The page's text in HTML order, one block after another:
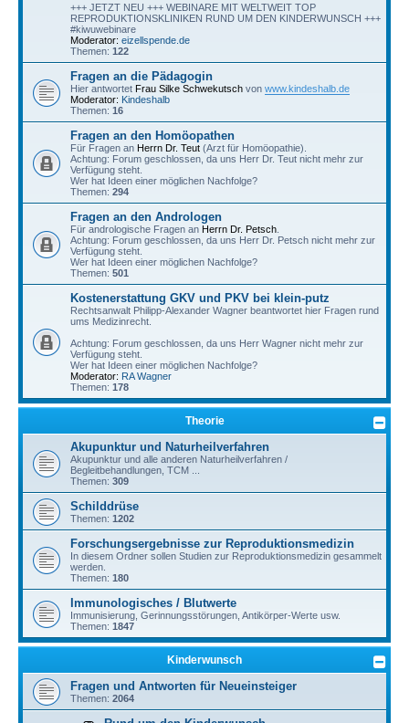
+++ JETZT NEU +++ WEBINARE MIT WELTWEIT TOP
REPRODUKTIONSKLINIKEN RUND UM DEN KINDERWUNSCH +++
#kiwuwebinare
Moderator: eizellspende.de
Themen: 122
Fragen an die Pädagogin
Hier antwortet Frau Silke Schwekutsch von www.kindeshalb.de
Moderator: Kindeshalb
Themen: 16
Fragen an den Homöopathen
Für Fragen an Herrn Dr. Teut (Arzt für Homöopathie).
Achtung: Forum geschlossen, da uns Herr Dr. Teut nicht mehr zur
Verfügung steht.
Wer hat Ideen einer möglichen Nachfolge?
Themen: 294
Fragen an den Andrologen
Für andrologische Fragen an Herrn Dr. Petsch
Achtung: Forum geschlossen, da uns Herr Dr. Petsch nicht mehr zur
Verfügung steht.
Wer hat Ideen einer möglichen Nachfolge?
Themen: 501
Kostenerstattung GKV und PKV bei klein-putz
Rechtsanwalt Philipp-Alexander Wagner beantwortet hier Fragen rund
ums Medizinrecht.
Achtung: Forum geschlossen, da uns Herr Wagner nicht mehr zur
Verfügung steht.
Wer hat Ideen einer möglichen Nachfolge?
Moderator: RA Wagner
Themen: 178
Theorie
Akupunktur und Naturheilverfahren
Akupunktur und alle anderen Naturheilverfahren /
Begleitbehandlungen, TCM ...
Themen: 309
Schilddrüse
Themen: 1202
Forschungsergebnisse zur Reproduktionsmedizin
In diesem Ordner sollen Studien zur Reproduktionsmedizin gesammelt
werden.
Themen: 180
Immunologisches / Blutwerte
Immunisierung, Gerinnungsstörungen, Antikörper-Werte usw.
Themen: 1847
Kinderwunsch
Fragen und Antworten für Neueinsteiger
Themen: 2064